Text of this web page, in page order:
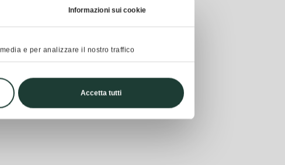
Informazioni sui cookie
e per analizzare il nostro traffico
Accetta tutti